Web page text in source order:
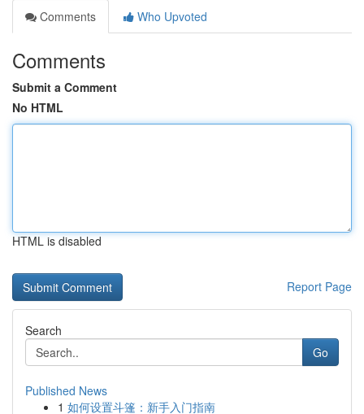
Comments
Who Upvoted
Comments
Submit a Comment
No HTML
HTML is disabled
Report Page
Search
Go
Published News
1 如何设置斗篷：新手入门指南